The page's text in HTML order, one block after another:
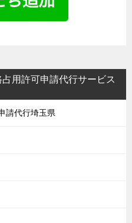
用許可申請代行サービス
請代行埼玉県